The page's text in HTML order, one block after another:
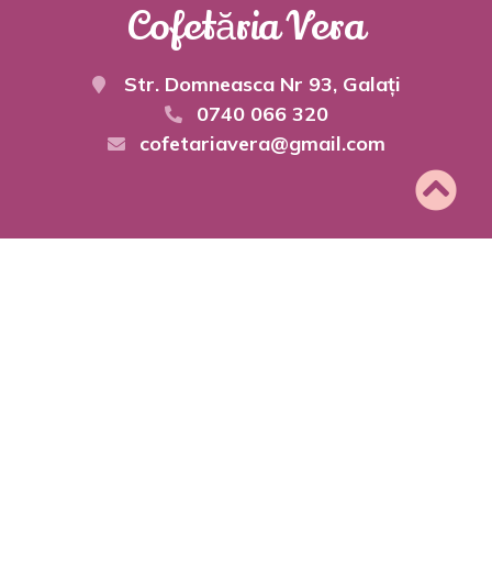
Cofetăria Vera
Str. Domneasca Nr 93, Galați
0740 066 320
cofetariavera@gmail.com